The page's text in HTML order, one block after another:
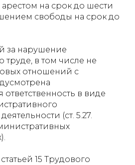
на срок до шести
свободы на срок до
за нарушение
труде, в том числе не
отношений с
в виде
(ст. 5.27.
15 Трудового